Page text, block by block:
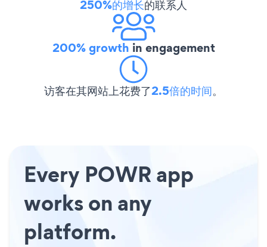
250%的增长的联系人
200% growth in engagement
访客在其网站上花费了2.5倍的时间。
Every POWR app
works on any
platform.